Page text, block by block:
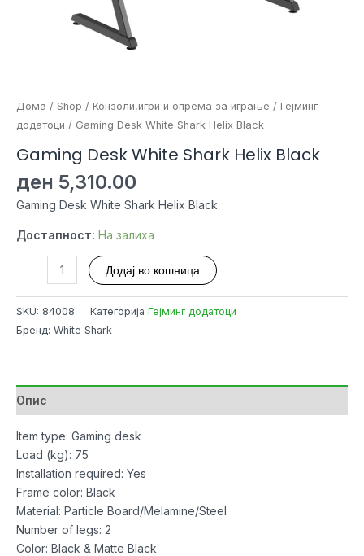
Дома / Shop / Конзоли,игри и опрема за играње / Гејминг
додатоци / Gaming Desk White Shark Helix Black
Gaming Desk White Shark Helix Black
ден 5,310.00
Gaming Desk White Shark Helix Black
Достапност: На залиха
White
Helix
Додај во кошница
SKU: 84008 Категорија Гејминг додатоци
Бренд: White Shark
Опис
Item type: Gaming desk
Load (kg): 75
Installation required: Yes
Frame color: Black
Material: Particle Board/Melamine/Steel
Number of legs: 2
Color: Black & Matte Black